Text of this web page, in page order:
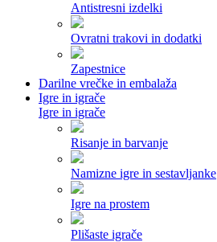
Antistresni izdelki
Ovratni trakovi in dodatki
Zapestnice
Darilne vrečke in embalaža
Igre in igrače
Igre in igrače
Risanje in barvanje
Namizne igre in sestavljanke
Igre na prostem
Plišaste igrače